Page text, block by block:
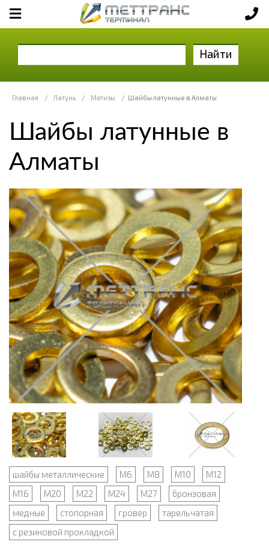
Найти
Главная / Латунь / Метизы / Шайбы латунные в Алматы
Шайбы латунные в
Алматы
шайбы металлические М6 М8 М10
М12
М16
М20 М22 М24 М27
бронзовая
медные
стопорная гровер
тарельчатая
с резиновой прокладкой